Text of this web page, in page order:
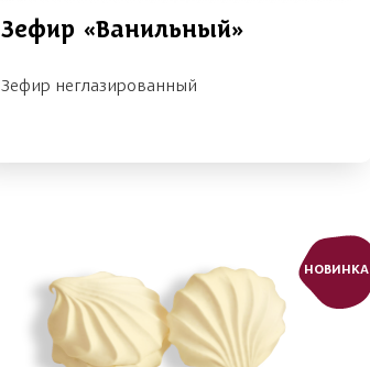
Зефир «Ванильный»
Зефир неглазированный
НОВИНКА